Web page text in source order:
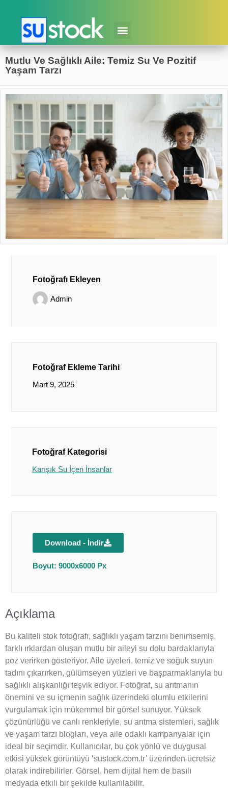
Mutlu Ve Sağlıklı Aile: Temiz Su Ve Pozitif
Yaşam Tarzı
Fotoğrafı Ekleyen
Admin
Fotoğraf Ekleme Tarihi
Mart 9, 2025
Fotoğraf Kategorisi
Karışık Su İçen İnsanlar
Download - İndir
Boyut: 9000x6000 Px
Açıklama
Bu kaliteli stok fotoğrafı, sağlıklı yaşam tarzını benimsemiş,
farklı ırklardan oluşan mutlu bir aileyi su dolu bardaklarıyla
poz verirken gösteriyor. Aile üyeleri, temiz ve soğuk suyun
tadını çıkarırken, gülümseyen yüzleri ve başparmaklarıyla bu
sağlıklı alışkanlığı teşvik ediyor. Fotoğraf, su arıtmanın
önemini ve su içmenin sağlık üzerindeki olumlu etkilerini
vurgulamak için mükemmel bir görsel sunuyor. Yüksek
çözünürlüğü ve canlı renkleriyle, su arıtma sistemleri, sağlık
ve yaşam tarzı blogları, veya aile odaklı kampanyalar için
ideal bir seçimdir. Kullanıcılar, bu çok yönlü ve duygusal
etkisi yüksek görüntüyü ‘sustock.com.tr’ üzerinden ücretsiz
olarak indirebilirler. Görsel, hem dijital hem de basılı
medyada etkili bir şekilde kullanılabilir.